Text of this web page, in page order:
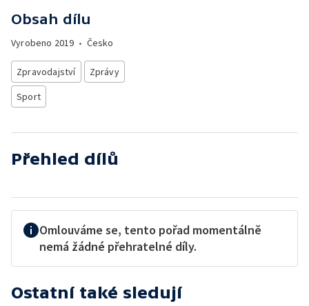
Obsah dílu
Vyrobeno 2019 • Česko
Zpravodajství
Zprávy
Sport
Přehled dílů
Omlouváme se, tento pořad momentálně
nemá žádné přehratelné díly.
Ostatní také sledují